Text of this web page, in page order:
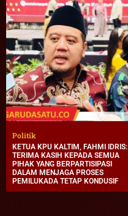
Politik
KETUA KPU KALTIM, FAHMI IDRIS:
TERIMA KASIH KEPADA SEMUA
PIHAK YANG BERPARTISIPASI
DALAM MENJAGA PROSES
PEMILUKADA TETAP KONDUSIF